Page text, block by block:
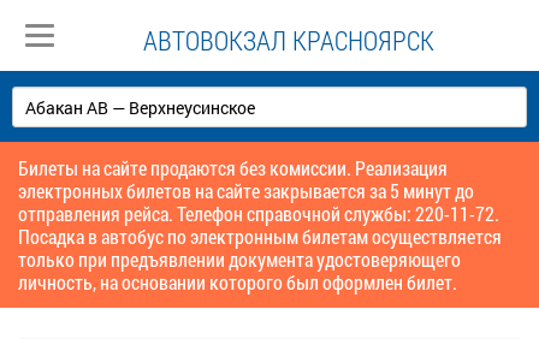
АВТОВОКЗАЛ КРАСНОЯРСК
Билеты на сайте продаются без комиссии. Реализация
электронных билетов на сайте закрывается за 5 минут до
отправления рейса. Телефон справочной службы: 220-11-72.
Посадка в автобус по электронным билетам осуществляется
только при предъявлении документа удостоверяющего
личность, на основании которого был оформлен билет.